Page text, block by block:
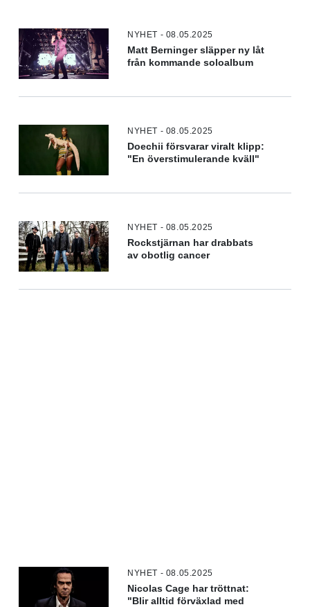
NYHET - 08.05.2025
Matt Berninger släpper ny låt
från kommande soloalbum
NYHET - 08.05.2025
Doechii försvarar viralt klipp:
"En överstimulerande kväll"
NYHET - 08.05.2025
Rockstjärnan har drabbats
av obotlig cancer
NYHET - 08.05.2025
Nicolas Cage har tröttnat:
"Blir alltid förväxlad med